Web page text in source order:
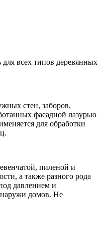
для всех типов деревянных
стен, заборов,
фасадной лазурью
для обработки
пиленой и
а также разного рода
давлением и
домов. Не